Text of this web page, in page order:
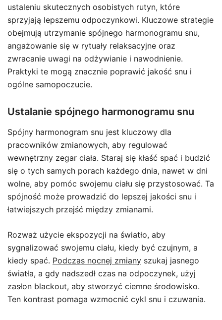
ustaleniu skutecznych osobistych rutyn, które
sprzyjają lepszemu odpoczynkowi. Kluczowe strategie
obejmują utrzymanie spójnego harmonogramu snu,
angażowanie się w rytuały relaksacyjne oraz
zwracanie uwagi na odżywianie i nawodnienie.
Praktyki te mogą znacznie poprawić jakość snu i
ogólne samopoczucie.
Ustalanie spójnego harmonogramu snu
Spójny harmonogram snu jest kluczowy dla
pracowników zmianowych, aby regulować
wewnętrzny zegar ciała. Staraj się kłaść spać i budzić
się o tych samych porach każdego dnia, nawet w dni
wolne, aby pomóc swojemu ciału się przystosować. Ta
spójność może prowadzić do lepszej jakości snu i
łatwiejszych przejść między zmianami.
Rozważ użycie ekspozycji na światło, aby
sygnalizować swojemu ciału, kiedy być czujnym, a
kiedy spać. Podczas nocnej zmiany szukaj jasnego
światła, a gdy nadszedł czas na odpoczynek, użyj
zasłon blackout, aby stworzyć ciemne środowisko.
Ten kontrast pomaga wzmocnić cykl snu i czuwania.